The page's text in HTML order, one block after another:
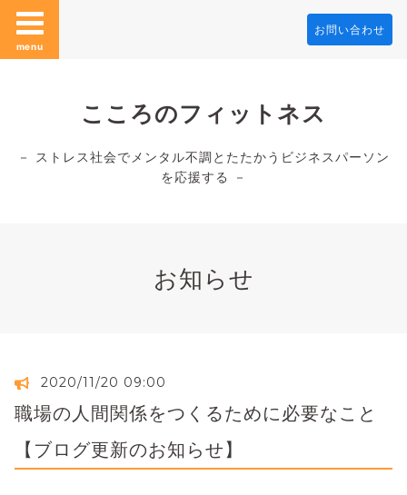
menu
お問い合わせ
こころのフィットネス
－ ストレス社会でメンタル不調とたたかうビジネスパーソン
を応援する －
お知らせ
2020/11/20 09:00
職場の人間関係をつくるために必要なこと
【ブログ更新のお知らせ】